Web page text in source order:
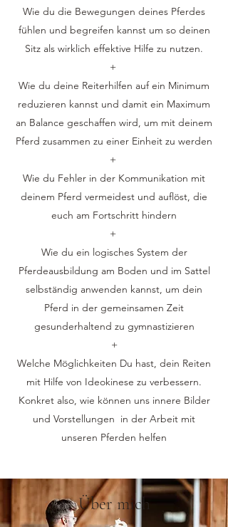
Wie du die Bewegungen deines Pferdes
fühlen und begreifen kannst um so deinen
Sitz als wirklich effektive Hilfe zu nutzen.
+
Wie du deine Reiterhilfen auf ein Minimum
reduzieren kannst und damit ein Maximum
an Balance geschaffen wird, um mit deinem
Pferd zusammen zu einer Einheit zu werden
+
Wie du Fehler in der Kommunikation mit
deinem Pferd vermeidest und auflöst, die
euch am Fortschritt hindern
+
Wie du ein logisches System der
Pferdeausbildung am Boden und im Sattel
selbständig anwenden kannst, um dein
Pferd in der gemeinsamen Zeit
gesunderhaltend zu gymnastizieren
+
Welche Möglichkeiten Du hast, dein Reiten
mit Hilfe von Ideokinese zu verbessern.
Konkret also, wie können uns innere Bilder
und Vorstellungen in der Arbeit mit
unseren Pferden helfen
Über mich